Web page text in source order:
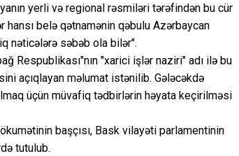
yerli və regional rəsmiləri tərəfindən bu cür
hansı belə qətnamənin qəbulu Azərbaycan
nəticələrə səbəb ola bilər".
Respublikası"nın "xarici işlər naziri" adı ilə bu
açıqlayan məlumat istənilib. Gələcəkdə
üçün müvafiq tədbirlərin həyata keçirilməsi
başçısı, Bask vilayəti parlamentinin
tutulub.